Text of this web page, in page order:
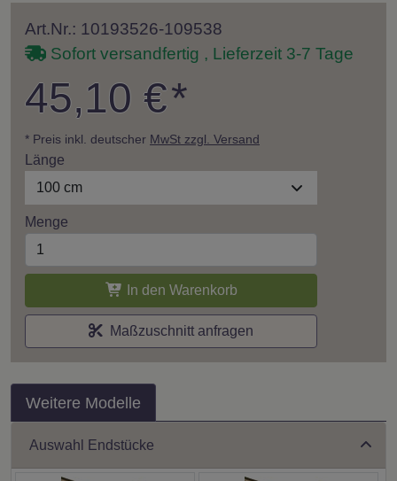
Art.Nr.: 10193526-109538
Sofort versandfertig , Lieferzeit 3-7 Tage
45,10 €*
* Preis inkl. deutscher MwSt zzgl. Versand
Länge
100 cm
Menge
In den Warenkorb
Maßzuschnitt anfragen
Weitere Modelle
Auswahl Endstücke